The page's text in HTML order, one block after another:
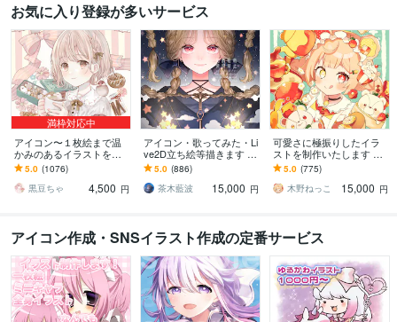
お気に入り登録が多いサービス
満枠対応中
アイコン〜１枚絵まで温
かみのあるイラストを描
きます ★ココナラ自体が
初めての方も、お気軽に
ご相談ください♪★
5.0 (1076)
黒豆ちゃ
4,500 円
アイコン・歌ってみた・Li
ve2D立ち絵等描きます ち
びキャラや配信用イラス
ト等、幅広く制作してい
ます！
5.0 (886)
茶木藍波
15,000 円
可愛さに極振りしたイラ
ストを制作いたします ★
商用利用＆二次利用込
み！ミニキャラは小物２
点まで無料！★
5.0 (775)
木野ねっこ
15,000 円
アイコン作成・SNSイラスト作成の定番サービス